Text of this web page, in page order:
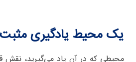
یک محیط یادگیری مثبت
محیطی که در آن یاد می‌گیرید، نقش